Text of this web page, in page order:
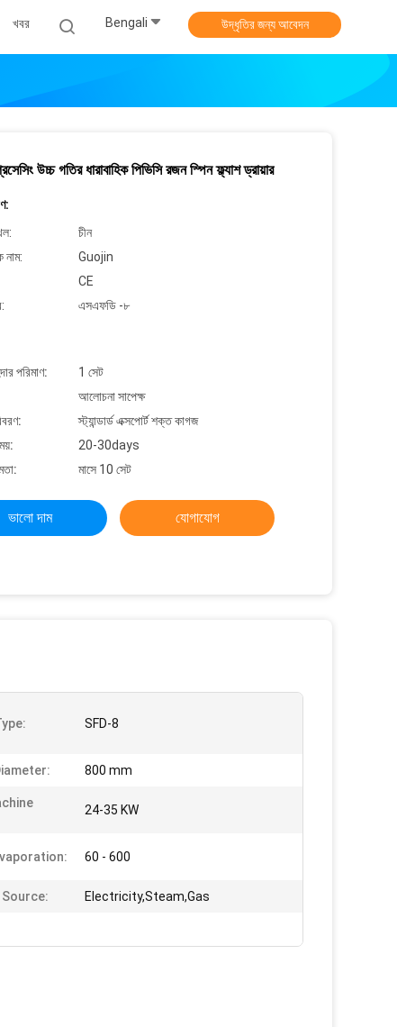
খবর Bengali উদ্ধৃতির জন্য আবেদন
উচ্চ গতির ধারাবাহিক পিভিসি রজন স্পিন ফ্ল্যাশ ড্রায়ার
চীন
নাম:
Guojin
CE
এসএফডি -৮
পরিমাণ:
1 সেট
আলোচনা সাপেক্ষ
স্ট্যান্ডার্ড এক্সপোর্ট শক্ত কাগজ
20-30days
মাসে 10 সেট
ভালো দাম যোগাযোগ
SFD-8
800 mm
24-35 KW
60 - 600
Source: Electricity,Steam,Gas